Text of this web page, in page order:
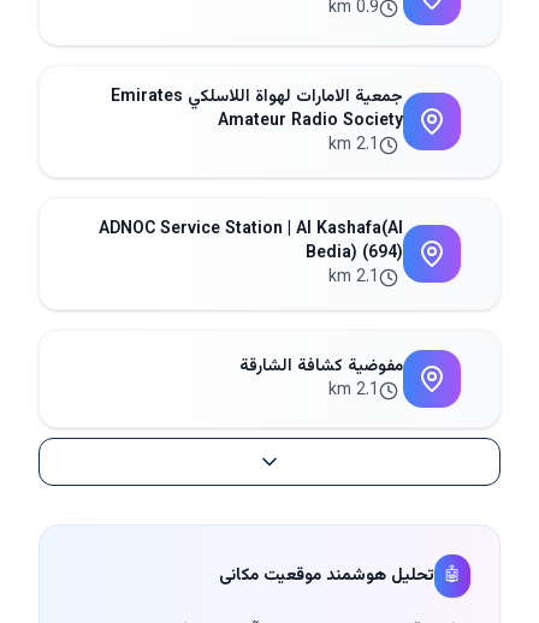
0.9 km
جمعية الامارات لهواة اللاسلكي Emirates
Amateur Radio Society
2.1 km
ADNOC Service Station | Al Kashafa(Al
Bedia) (694)
2.1 km
مفوضية كشافة الشارقة
2.1 km
🤖 تحلیل هوشمند موقعیت مکانی